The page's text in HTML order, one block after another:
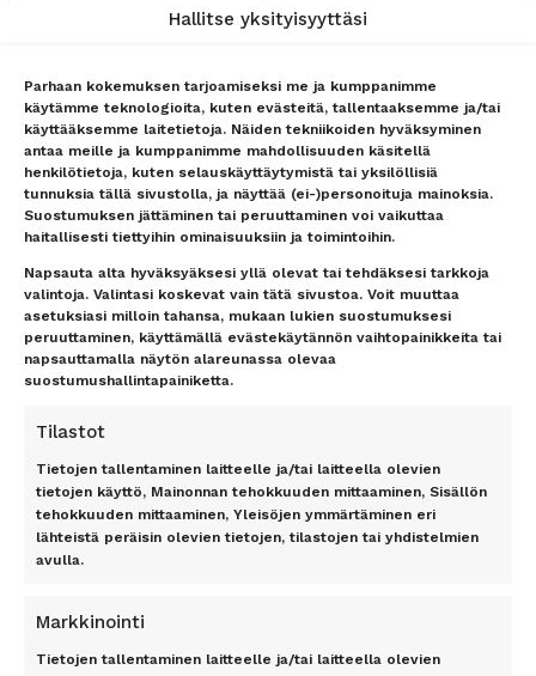
Hallitse yksityisyyttäsi
Parhaan kokemuksen tarjoamiseksi me ja kumppanimme
käytämme teknologioita, kuten evästeitä, tallentaaksemme ja/tai
käyttääksemme laitetietoja. Näiden tekniikoiden hyväksyminen
antaa meille ja kumppanimme mahdollisuuden käsitellä
henkilötietoja, kuten selauskäyttäytymistä tai yksilöllisiä
tunnuksia tällä sivustolla, ja näyttää (ei-)personoituja mainoksia.
Suostumuksen jättäminen tai peruuttaminen voi vaikuttaa
haitallisesti tiettyihin ominaisuuksiin ja toimintoihin.
Napsauta alta hyväksyäksesi yllä olevat tai tehdäksesi tarkkoja
valintoja. Valintasi koskevat vain tätä sivustoa. Voit muuttaa
asetuksiasi milloin tahansa, mukaan lukien suostumuksesi
peruuttaminen, käyttämällä evästekäytännön vaihtopainikkeita tai
napsauttamalla näytön alareunassa olevaa
suostumushallintapainiketta.
Tilastot
Tietojen tallentaminen laitteelle ja/tai laitteella olevien
tietojen käyttö, Mainonnan tehokkuuden mittaaminen, Sisällön
tehokkuuden mittaaminen, Yleisöjen ymmärtäminen eri
lähteistä peräisin olevien tietojen, tilastojen tai yhdistelmien
avulla.
Markkinointi
Tietojen tallentaminen laitteelle ja/tai laitteella olevien
Lahjakortti
Matkarahoitus
Maksutavat
Uutiskirje
Yhteystiedot / Contact details
Evästeet
Vastuurajoitus
Vastuuvapauslauseke
TOP 11 RANTA
Antalyan rannikko, Alanya,
Antalya, Side, Kemer, Belek
Costa del Sol
Dubrovnik
Florida
Kreeta
Mallorca
Phuket
Rodos
Teneriffa
TOP 7 KAUPUNKI
Amsterdam
Berliini
Lontoo
New York
TILAA UUTISKIRJE